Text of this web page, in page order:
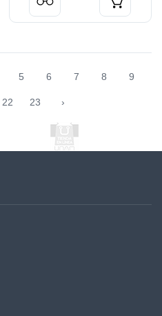
5 6 7 8 9
22 23 ›